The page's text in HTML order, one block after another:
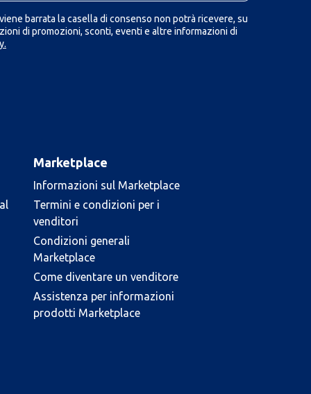
barrata la casella di consenso non potrà ricevere, su
di promozioni, sconti, eventi e altre informazioni di
Marketplace
Informazioni sul Marketplace
Termini e condizioni per i
venditori
Condizioni generali
Marketplace
Come diventare un venditore
Assistenza per informazioni
prodotti Marketplace